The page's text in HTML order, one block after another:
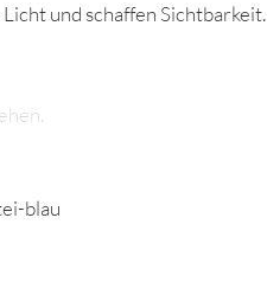
und schaffen Sichtbarkeit.